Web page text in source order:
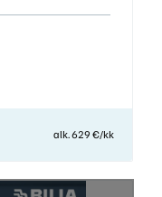
alk. 629 €/kk